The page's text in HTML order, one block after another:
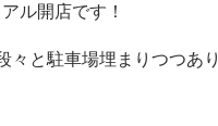
ル開店です！
々と駐車場埋まりつつあり